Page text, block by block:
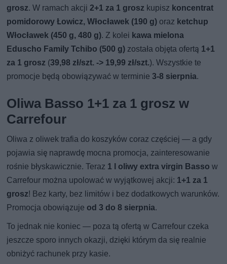
grosz. W ramach akcji2+1 za 1 grosz kupisz koncentrat
pomidorowy Łowicz, Włocławek (190 g) oraz ketchup
Włocławek (450 g, 480 g). Z kolei kawa mielona
Eduscho Family Tchibo (500 g) została objęta ofertą 1+1
za 1 grosz (39,98 zł/szt. -> 19,99 zł/szt.). Wszystkie te
promocje będą obowiązywać w terminie3-8 sierpnia.
Oliwa Basso 1+1 za 1 grosz w
Carrefour
Oliwa z oliwek trafia do koszyków coraz częściej — a gdy
pojawia się naprawdę mocna promocja, zainteresowanie
rośnie błyskawicznie. Teraz 1 l oliwy extra virgin Basso w
Carrefour można upolować w wyjątkowej akcji: 1+1 za 1
grosz! Bez karty, bez limitów i bez dodatkowych warunków.
Promocja obowiązuje od 3 do 8 sierpnia.
To jednak nie koniec — poza tą ofertą w Carrefour czeka
jeszcze sporo innych okazji, dzięki którym da się realnie
obniżyć rachunek przy kasie.